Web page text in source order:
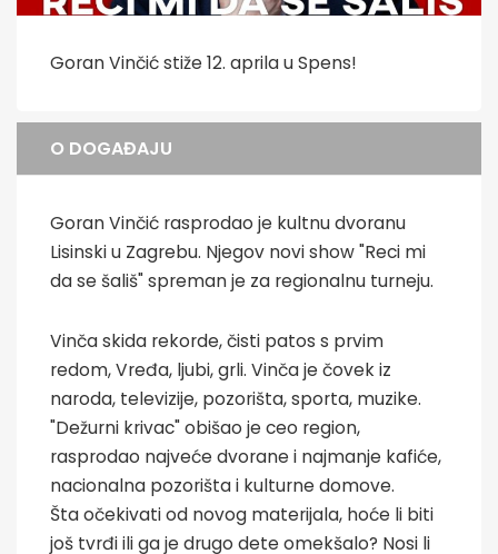
Goran Vinčić stiže 12. aprila u Spens!
O DOGAĐAJU
Goran Vinčić rasprodao je kultnu dvoranu
Lisinski u Zagrebu. Njegov novi show "Reci mi
da se šališ" spreman je za regionalnu turneju.
Vinča skida rekorde, čisti patos s prvim
redom, Vređa, ljubi, grli. Vinča je čovek iz
naroda, televizije, pozorišta, sporta, muzike.
"Dežurni krivac" obišao je ceo region,
rasprodao najveće dvorane i najmanje kafiće,
nacionalna pozorišta i kulturne domove.
Šta očekivati od novog materijala, hoće li biti
još tvrđi ili ga je drugo dete omekšalo? Nosi li